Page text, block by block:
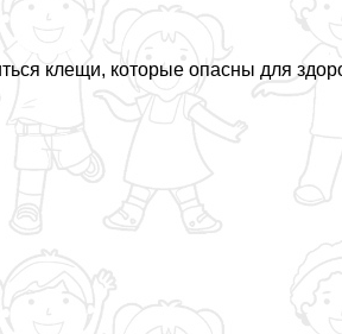
клещи, которые опасны для